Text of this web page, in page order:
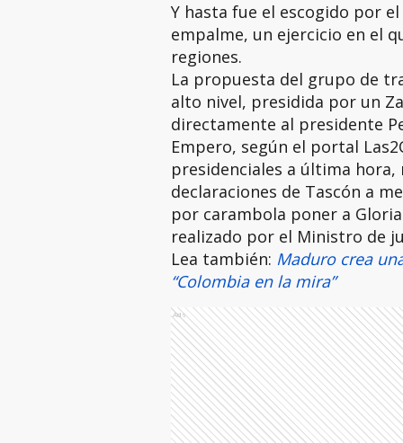
Y hasta fue el escogido por
empalme, un ejercicio en el
regiones.
La propuesta del grupo de
alto nivel, presidida por un
directamente al presidente
Empero, según el portal
presidenciales a última
declaraciones de Tascón a
por carambola poner a
realizado por el Ministro de
Lea también: Maduro crea
“Colombia en la mira”
Ads